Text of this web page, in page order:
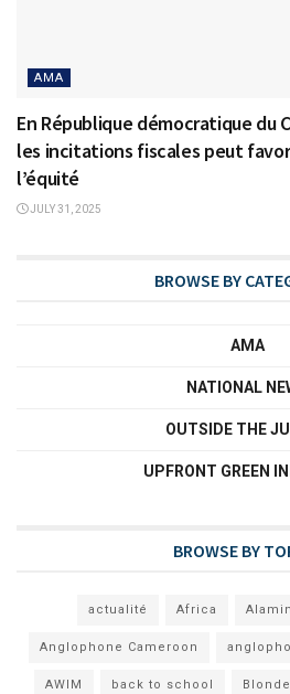
AMA
En République démocratique du
les incitations fiscales peut
l’équité
JULY 31, 2025
BROWSE BY
AMA
NATIONAL
OUTSIDE THE
UPFRONT GREEN
BROWSE BY
actualité Africa
Anglophone Cameroon
AWIM back to school